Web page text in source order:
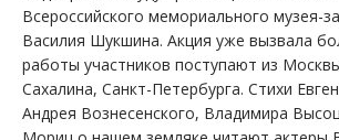
Всероссийского мемориального музея-
Василия Шукшина. Акция уже вызвала
работы участников поступают из
Сахалина, Санкт-Петербурга. Стихи
Андрея Вознесенского, Владимира